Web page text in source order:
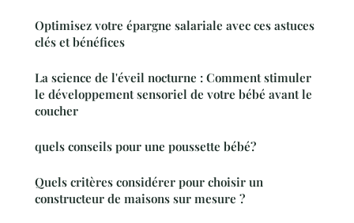
Optimisez votre épargne salariale avec ces astuces
clés et bénéfices
La science de l'éveil nocturne : Comment stimuler
le développement sensoriel de votre bébé avant le
coucher
quels conseils pour une poussette bébé?
Quels critères considérer pour choisir un
constructeur de maisons sur mesure ?